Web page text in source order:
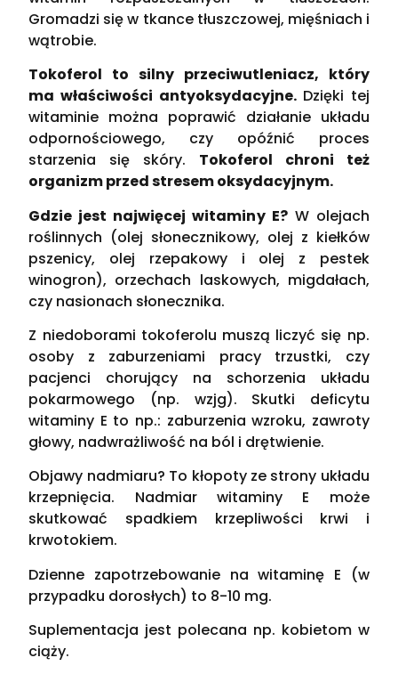
Gromadzi się w tkance tłuszczowej, mięśniach i
wątrobie.
Tokoferol to silny przeciwutleniacz, który
ma właściwości antyoksydacyjne.Dzięki tej
witaminie można poprawić działanie układu
odpornościowego, czy opóźnić proces
starzenia się skóry. Tokoferol chroni też
organizm przed stresem oksydacyjnym.
Gdzie jest najwięcej witaminy E?W olejach
roślinnych (olej słonecznikowy, olej z kiełków
pszenicy, olej rzepakowy i olej z pestek
winogron), orzechach laskowych, migdałach,
czy nasionach słonecznika.
Z niedoborami tokoferolu muszą liczyć się np.
osoby z zaburzeniami pracy trzustki, czy
pacjenci chorujący na schorzenia układu
pokarmowego (np. wzjg). Skutki deficytu
witaminy E to np.: zaburzenia wzroku, zawroty
głowy, nadwrażliwość na ból i drętwienie.
Objawy nadmiaru? To kłopoty ze strony układu
krzepnięcia. Nadmiar witaminy E może
skutkować spadkiem krzepliwości krwi i
krwotokiem.
Dzienne zapotrzebowanie na witaminę E (w
przypadku dorosłych) to 8-10 mg.
Suplementacja jest polecana np. kobietom w
ciąży.